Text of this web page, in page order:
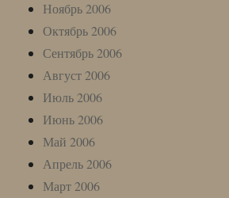
Ноябрь 2006
Октябрь 2006
Сентябрь 2006
Август 2006
Июль 2006
Июнь 2006
Май 2006
Апрель 2006
Март 2006